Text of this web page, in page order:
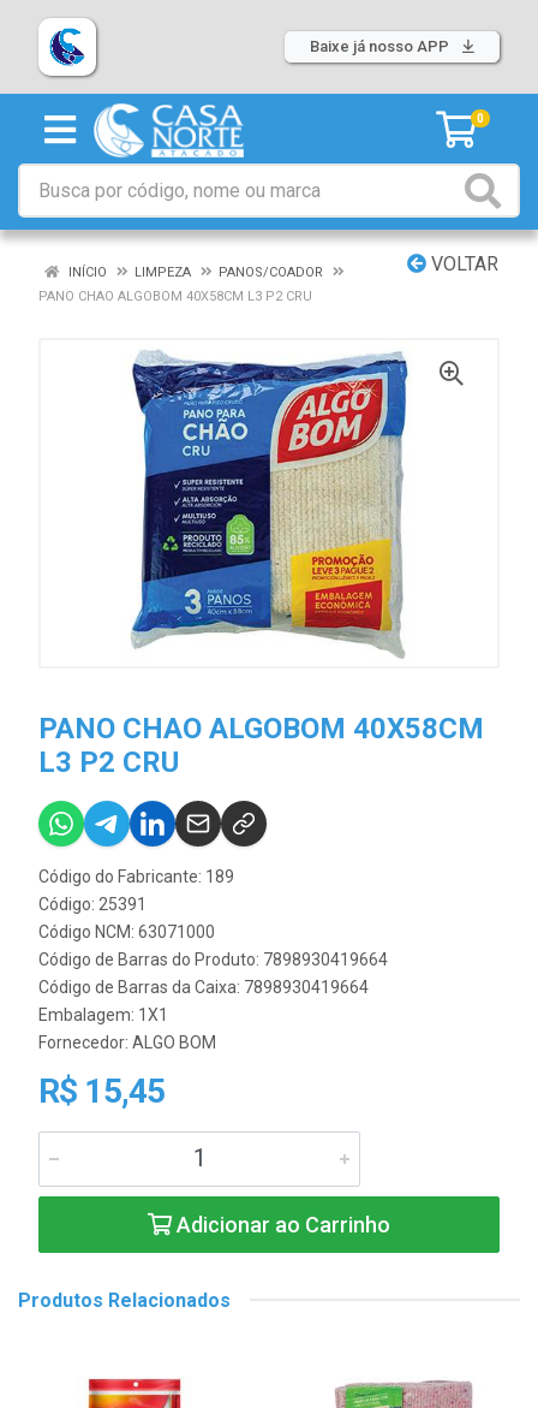
Baixe já nosso APP
0
VOLTAR
INÍCIO LIMPEZA
PANOS/COADOR
PANO CHAO ALGOBOM 40X58CM L3 P2 CRU
PANO CHAO ALGOBOM 40X58CM
L3 P2 CRU
Código do Fabricante: 189
Código: 25391
Código NCM: 63071000
Código de Barras do Produto: 7898930419664
Código de Barras da Caixa: 7898930419664
Embalagem: 1X1
Fornecedor: ALGO BOM
R$ 15,45
Adicionar ao Carrinho
Produtos Relacionados